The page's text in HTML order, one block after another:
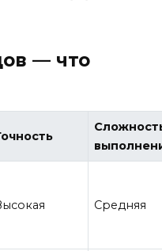
— что
Средняя